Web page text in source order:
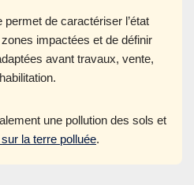
permet de caractériser l’état
impactées et de définir
avant travaux, vente,
une pollution des sols et
la terre polluée.